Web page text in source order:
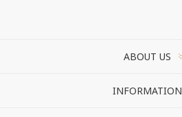
ABOUT US
INFORMATION